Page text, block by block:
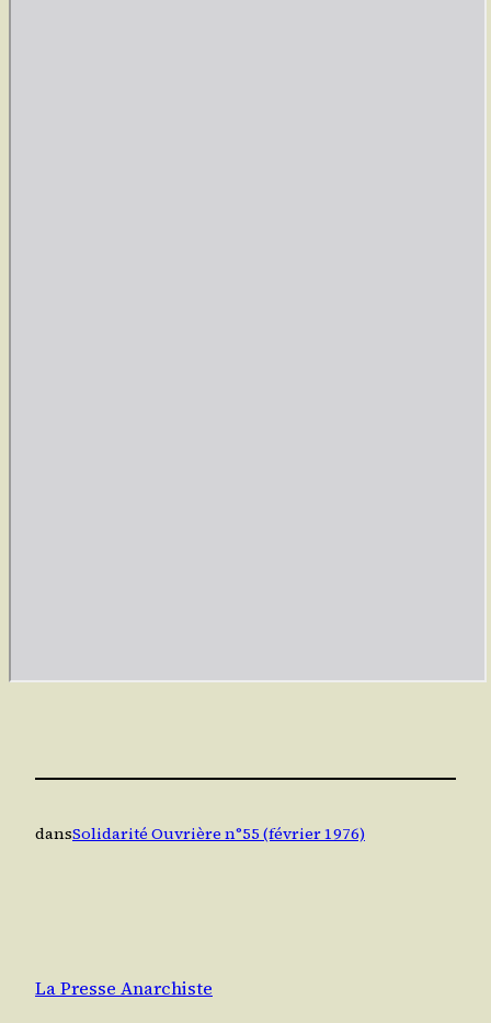
dansSolidarité Ouvrière n°55 (février 1976)
La Presse Anarchiste